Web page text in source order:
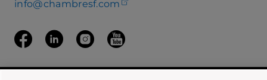
info@chambresf.com
(ouvre votre client de
Suivez nous sur Facebook
(ouvre dans un nouvel onglet)
Suivez-nous Linkedin
(ouvre dans un nouvel onglet)
Suivez nous sur Instagram
(ouvre dans un nouvel onglet)
Suivez nous sur Youtube
(ouvre dans un nouvel onglet)